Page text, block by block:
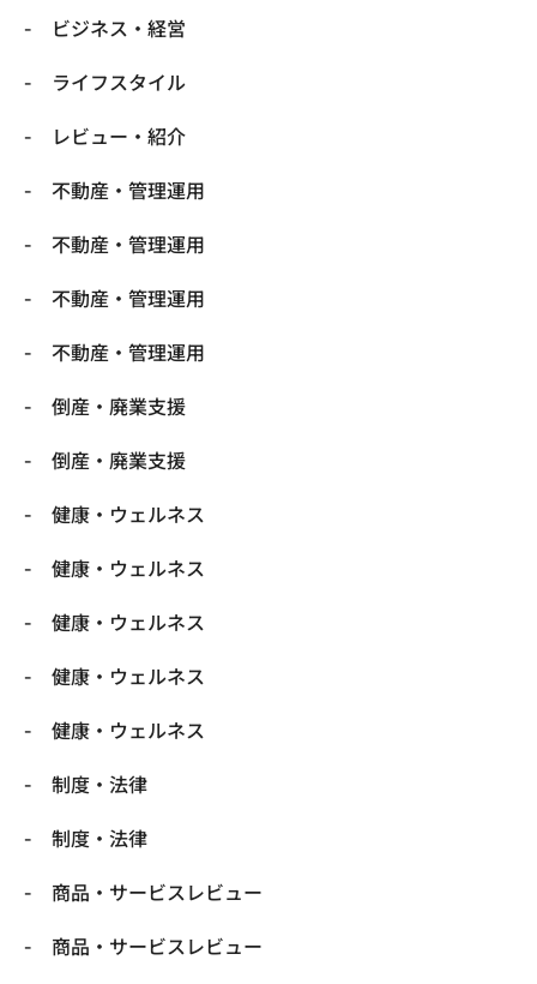
ビジネス・経営
ライフスタイル
レビュー・紹介
不動産・管理運用
不動産・管理運用
不動産・管理運用
不動産・管理運用
倒産・廃業支援
倒産・廃業支援
健康・ウェルネス
健康・ウェルネス
健康・ウェルネス
健康・ウェルネス
健康・ウェルネス
制度・法律
制度・法律
商品・サービスレビュー
商品・サービスレビュー